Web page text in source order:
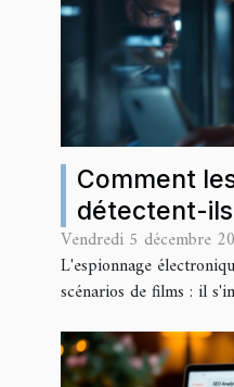
Comment
détectent-
Vendredi 5 décembre
L'espionnage
scénarios de films : il